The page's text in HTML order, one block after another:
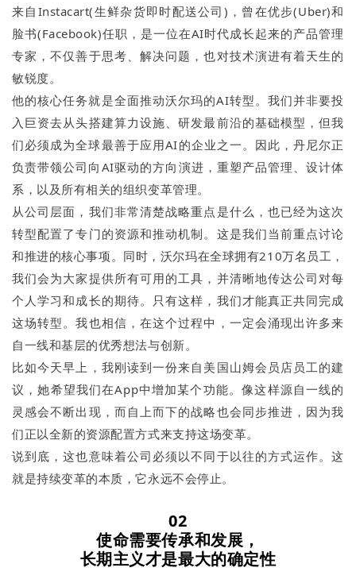
来自Instacart(生鲜杂货即时配送公司)，曾在优步(Uber)和
脸书(Facebook)任职，是一位在AI时代成长起来的产品管理
专家，不仅善于思考、解决问题，也对技术演进有着天生的
敏锐度。
他的核心任务就是全面推动沃尔玛的AI转型。我们并非要投
入巨资去从头搭建算力设施、研发最前沿的基础模型，但我
们必须成为全球最善于应用AI的企业之一。因此，丹尼尔正
负责带领公司向AI驱动的方向演进，重塑产品管理、设计体
系，以及所有相关的组织变革管理。
从公司层面，我们非常清楚战略重点是什么，也已经为这次
转型配置了专门的资源和推动机制。这是我们当前重点讨论
和推进的核心事项。同时，沃尔玛在全球拥有210万名员工，
我们会为大家提供所有可用的工具，并清晰地传达公司对每
个人学习和成长的期待。只有这样，我们才能真正共同完成
这场转型。我也相信，在这个过程中，一定会涌现出许多来
自一线和基层的优秀想法与创新。
比如今天早上，我刚读到一份来自美国山姆会员店员工的建
议，她希望我们在App中增加某个功能。像这样源自一线的
灵感会不断出现，而自上而下的战略也会同步推进，因为我
们正以全新的资源配置方式来支持这场变革。
说到底，这也意味着公司必须以不同于以往的方式运作。这
就是持续变革的本质，它永远不会停止。
02
使命需要传承和发展，
长期主义才是最大的确定性